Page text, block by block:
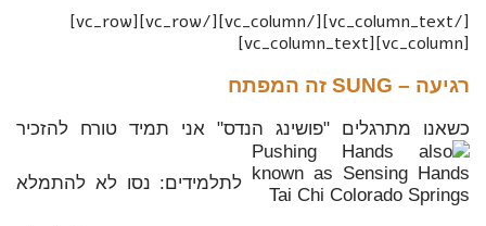
[/vc_column_text][/vc_column][/vc_row][vc_row]
[vc_column][vc_column_text]
רגיעה – SUNG זה המפתח
כשאנו מתרגלים "פושינג הנדס" אני תמיד טורח להזכיר
לתלמידים: נסו לא להתמלא